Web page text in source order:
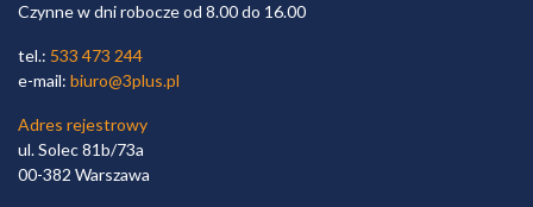
Czynne w dni robocze od 8.00 do 16.00
tel.: 533 473 244
e-mail: biuro@3plus.pl
Adres rejestrowy
ul. Solec 81b/73a
00-382 Warszawa